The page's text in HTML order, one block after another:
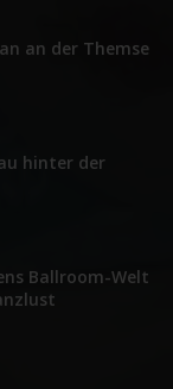
an der Themse
hinter der
Ballroom-Welt